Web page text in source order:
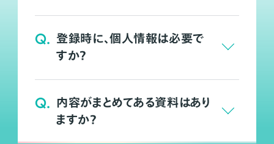
Q. 登録時に、個人情報は必要で
すか？
Q. 内容がまとめてある資料はあり
ますか？